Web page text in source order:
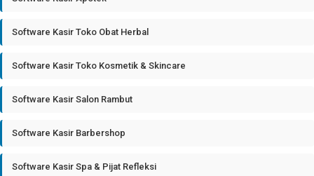
Software Kasir Toko Obat Herbal
Software Kasir Toko Kosmetik & Skincare
Software Kasir Salon Rambut
Software Kasir Barbershop
Software Kasir Spa & Pijat Refleksi